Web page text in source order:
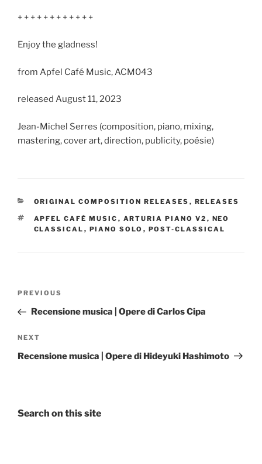
+ + + + + + + + + + + +
Enjoy the gladness!
from Apfel Café Music, ACM043
released August 11, 2023
Jean-Michel Serres (composition, piano, mixing,
mastering, cover art, direction, publicity, poésie)
CATEGORIES
ORIGINAL COMPOSITION RELEASES , RELEASES
TAGS
APFEL CAFÉ MUSIC , ARTURIA PIANO V2 , NEO
CLASSICAL , PIANO SOLO , POST-CLASSICAL
Previous
Post
PREVIOUS
Recensione musica | Opere di Carlos Cipa
Next
Post
NEXT
Recensione musica | Opere di Hideyuki Hashimoto
Search on this site